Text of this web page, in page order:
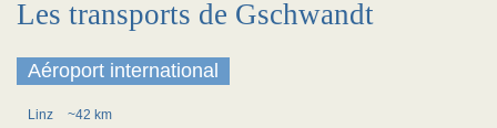
Les transports de Gschwandt
Aéroport international
Linz ~42 km